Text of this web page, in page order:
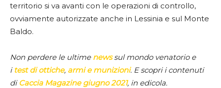
territorio si va avanti con le operazioni di controllo,
ovviamente autorizzate anche in Lessinia e sul Monte
Baldo.
Non perdere le ultime newssul mondo venatorio e
i test di ottiche, armi e munizioni. E scopri i contenuti
di Caccia Magazine giugno 2021, in edicola.